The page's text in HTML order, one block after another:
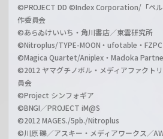
©PROJECT DD ©Index Corporation/「ペル
作委員会
©あらゐけいいち・角川書店／東雲研究所
©Nitroplus/TYPE-MOON・ufotable・FZPC
©Magica Quartet/Aniplex・Madoka
©2012 ヤマグチノボル・メディアファクト
員会
©Project シンフォギア
©BNGI／PROJECT iM@S
©2012 MAGES./5pb./Nitroplus
©川原 礫／アスキー・メディアワークス／